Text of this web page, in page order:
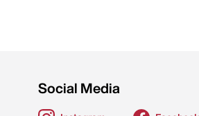
Social Media